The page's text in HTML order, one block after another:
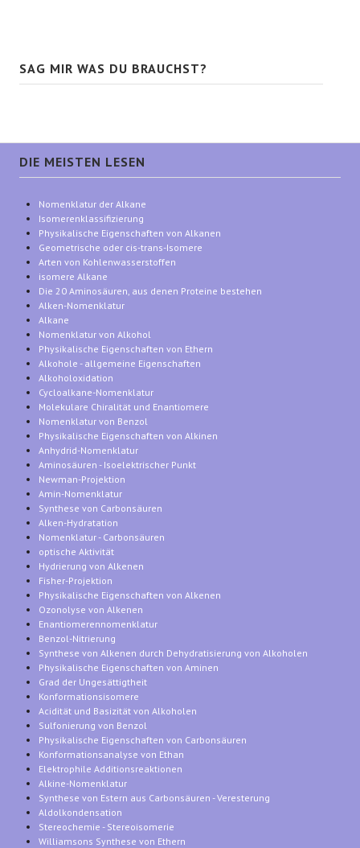
SAG MIR WAS DU BRAUCHST?
DIE MEISTEN LESEN
Nomenklatur der Alkane
Isomerenklassifizierung
Physikalische Eigenschaften von Alkanen
Geometrische oder cis-trans-Isomere
Arten von Kohlenwasserstoffen
isomere Alkane
Die 20 Aminosäuren, aus denen Proteine bestehen
Alken-Nomenklatur
Alkane
Nomenklatur von Alkohol
Physikalische Eigenschaften von Ethern
Alkohole - allgemeine Eigenschaften
Alkoholoxidation
Cycloalkane-Nomenklatur
Molekulare Chiralität und Enantiomere
Nomenklatur von Benzol
Physikalische Eigenschaften von Alkinen
Anhydrid-Nomenklatur
Aminosäuren - Isoelektrischer Punkt
Newman-Projektion
Amin-Nomenklatur
Synthese von Carbonsäuren
Alken-Hydratation
Nomenklatur - Carbonsäuren
optische Aktivität
Hydrierung von Alkenen
Fisher-Projektion
Physikalische Eigenschaften von Alkenen
Ozonolyse von Alkenen
Enantiomerennomenklatur
Benzol-Nitrierung
Synthese von Alkenen durch Dehydratisierung von Alkoholen
Physikalische Eigenschaften von Aminen
Grad der Ungesättigtheit
Konformationsisomere
Acidität und Basizität von Alkoholen
Sulfonierung von Benzol
Physikalische Eigenschaften von Carbonsäuren
Konformationsanalyse von Ethan
Elektrophile Additionsreaktionen
Alkine-Nomenklatur
Synthese von Estern aus Carbonsäuren - Veresterung
Aldolkondensation
Stereochemie - Stereoisomerie
Williamsons Synthese von Ethern